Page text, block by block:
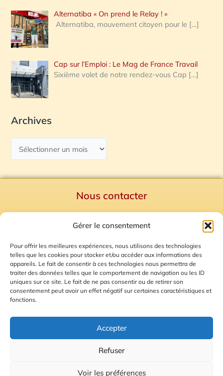
Gérer le consentement
Pour offrir les meilleures expériences, nous utilisons des technologies
telles que les cookies pour stocker et/ou accéder aux informations des
appareils. Le fait de consentir à ces technologies nous permettra de
traiter des données telles que le comportement de navigation ou les ID
uniques sur ce site. Le fait de ne pas consentir ou de retirer son
consentement peut avoir un effet négatif sur certaines caractéristiques et
fonctions.
Accepter
Refuser
Voir les préférences
Alternatiba « On prend le Relay ! »
Alternatiba, mouvement citoyen pour le […]
Cap sur l’Emploi : Le Mag de France Travail
Sixième volet de notre rendez-vous Cap […]
Archives
Nous contacter
Mentions Légales
Plan du site
Gestion des Cookies
© 2026 Radio Calade